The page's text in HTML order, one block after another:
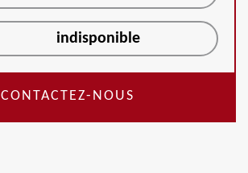
indisponible
CONTACTEZ-NOUS